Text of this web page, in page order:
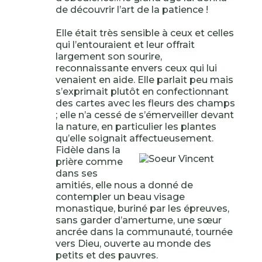
de découvrir l’art de la patience !
Elle était très sensible à ceux et celles
qui l’entouraient et leur offrait
largement son sourire,
reconnaissante envers ceux qui lui
venaient en aide. Elle parlait peu mais
s’exprimait plutôt en confectionnant
des cartes avec les fleurs des champs
; elle n’a cessé de s’émerveiller devant
la nature, en particulier les plantes
qu’elle soignait affectueusement.
Fidèle dans la
prière comme
dans ses
amitiés, elle nous a donné de
contempler un beau visage
monastique, buriné par les épreuves,
sans garder d’amertume, une sœur
ancrée dans la communauté, tournée
vers Dieu, ouverte au monde des
petits et des pauvres.